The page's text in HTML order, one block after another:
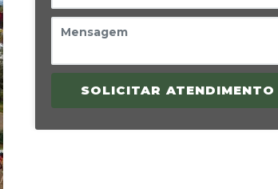
SOLICITAR ATENDIMENTO